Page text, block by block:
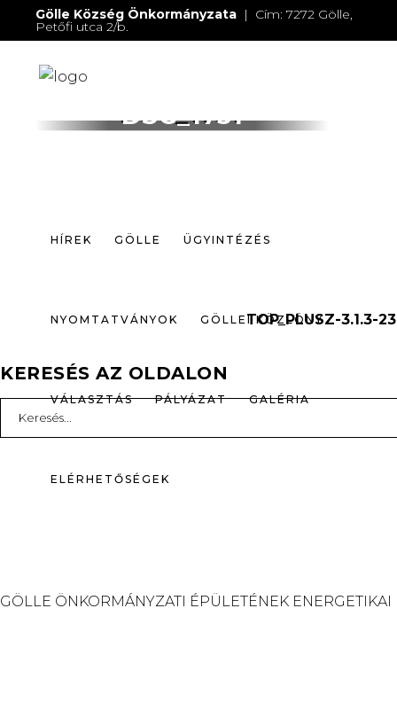
Gölle Község Önkormányzata | Cím: 7272 Gölle,
Petőfi utca 2/b.
HÍREK GÖLLE ÜGYINTÉZÉS
NYOMTATVÁNYOK GÖLLEI KÖZLÖNY
VÁLASZTÁS PÁLYÁZAT GALÉRIA
ELÉRHETŐSÉGEK
DSC_1731
TOP_PLUSZ-
KERESÉS AZ OLDALON
for:
GÖLLE ÖNKORMÁNYZATI ÉPÜLETÉNEK ENERGETIKAI